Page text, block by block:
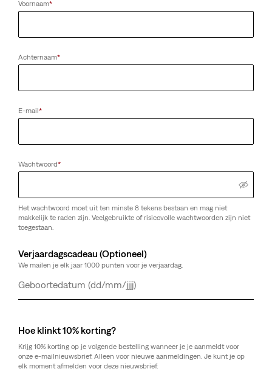
Voornaam*
Achternaam*
E-mail*
Wachtwoord*
Het wachtwoord moet uit ten minste 8 tekens bestaan en mag niet
makkelijk te raden zijn. Veelgebruikte of risicovolle wachtwoorden zijn niet
toegestaan.
Verjaardagscadeau (Optioneel)
We mailen je elk jaar 1000 punten voor je verjaardag.
Dag
Maand
Jaar
Hoe klinkt 10% korting?
Krijg 10% korting op je volgende bestelling wanneer je je aanmeldt voor
onze e-mailnieuwsbrief. Alleen voor nieuwe aanmeldingen. Je kunt je op
elk moment afmelden voor deze nieuwsbrief.